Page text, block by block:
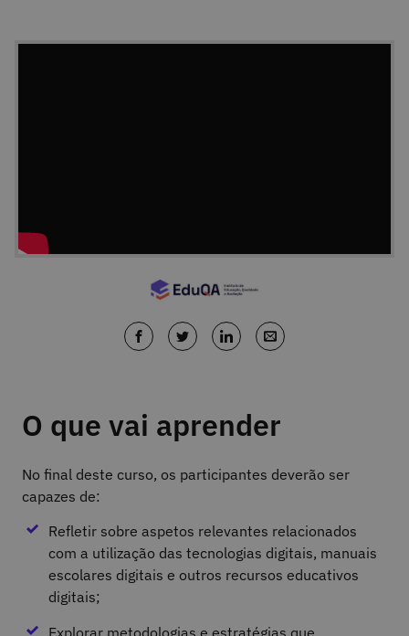
O que vai aprender
No final deste curso, os participantes deverão ser
capazes de:
Refletir sobre aspetos relevantes relacionados
com a utilização das tecnologias digitais, manuais
escolares digitais e outros recursos educativos
digitais;
Explorar metodologias e estratégias que